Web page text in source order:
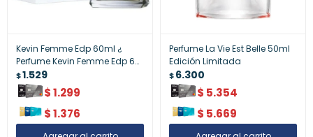
Kevin Femme Edp 60ml ¿
Perfume Kevin Femme Edp 60
Ml
$1.529
$1.299
$1.376
Perfume La Vie Est Belle 50ml
Edición Limitada
$6.300
$ 5.354
$ 5.669